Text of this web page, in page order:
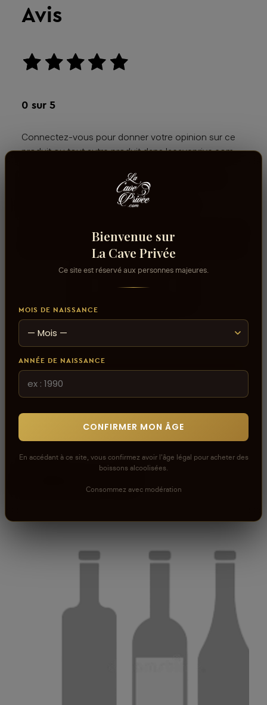
Avis
0 sur 5
Connectez-vous pour donner votre opinion sur ce
produit ou tout autre produit dans lacaveprive.com
Les avis que vous soumettez doivent respecter
notre politique de modération.
Voir la politique de modération de la CAVE
Connectez-vous pour donner votre opinion sur ce
produit ou tout autre produit dans lacaveprive.com
À découvrir
Bienvenue sur
La Cave Privée
Ce site est réservé aux personnes majeures.
MOIS DE NAISSANCE
ANNÉE DE NAISSANCE
CONFIRMER MON ÂGE
En accédant à ce site, vous confirmez avoir l'âge légal pour acheter des
boissons alcoolisées.
Consommez avec modération